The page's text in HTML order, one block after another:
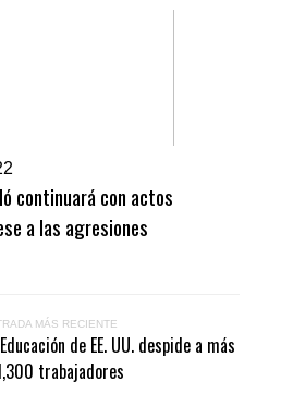
continuará con actos
a las agresiones
MÁS RECIENTE
de EE. UU. despide a más
trabajadores